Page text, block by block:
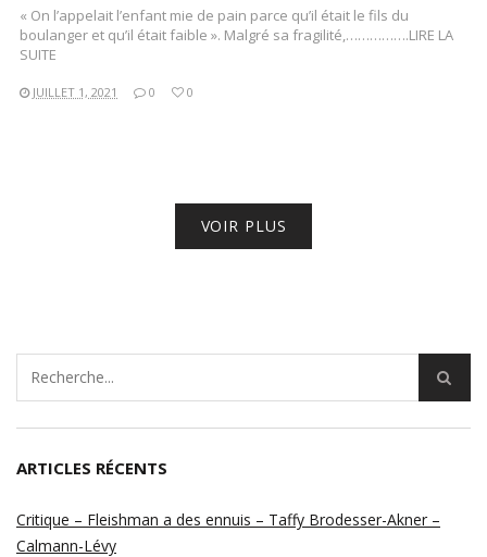
« On l’appelait l’enfant mie de pain parce qu’il était le fils du
boulanger et qu’il était faible ». Malgré sa fragilité,…………….LIRE LA
SUITE
JUILLET 1, 2021 0 0
VOIR PLUS
ARTICLES RÉCENTS
Critique – Fleishman a des ennuis – Taffy Brodesser-Akner –
Calmann-Lévy